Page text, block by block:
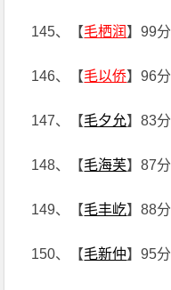
145、【毛栖润 】99分
146、【毛以侨】96分
147、【毛夕允】83分
148、【毛海芙】87分
149、【毛丰屹】88分
150、【毛新仲】95分